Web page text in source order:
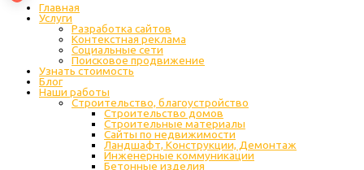
Главная
Услуги
Разработка сайтов
Контекстная реклама
Социальные сети
Поисковое продвижение
Узнать стоимость
Блог
Наши работы
Строительство, благоустройство
Строительство домов
Строительные материалы
Сайты по недвижимости
Ландшафт, Конструкции, Демонтаж
Инженерные коммуникации
Бетонные изделия